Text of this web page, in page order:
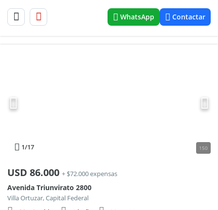
WhatsApp Contactar
1/17 150
USD 86.000 + $72.000 expensas
Avenida Triunvirato 2800
Villa Ortuzar, Capital Federal